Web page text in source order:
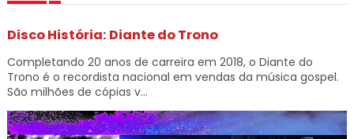
Disco História: Diante do Trono
Completando 20 anos de carreira em 2018, o Diante do
Trono é o recordista nacional em vendas da música gospel.
São milhões de cópias v...